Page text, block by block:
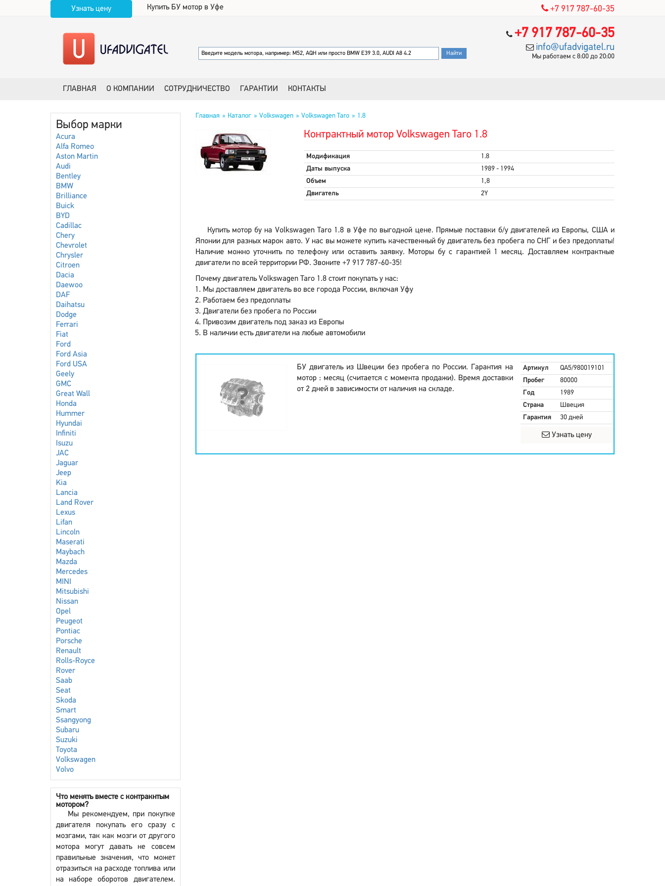
Узнать цену Купить БУ мотор в Уфе +7 917 787-60-35
+7 917 787-60-35
info@ufadvigatel.ru
Мы работаем с 8:00 до 20:00
ГЛАВНАЯ О КОМПАНИИ СОТРУДНИЧЕСТВО ГАРАНТИИ КОНТАКТЫ
Выбор марки
Acura
Alfa Romeo
Aston Martin
Audi
Bentley
BMW
Brilliance
Buick
BYD
Cadillac
Chery
Chevrolet
Chrysler
Citroen
Dacia
Daewoo
DAF
Daihatsu
Dodge
Ferrari
Fiat
Ford
Ford Asia
Ford USA
Geely
GMC
Great Wall
Honda
Hummer
Hyundai
Infiniti
Isuzu
JAC
Jaguar
Jeep
Kia
Lancia
Land Rover
Lexus
Lifan
Lincoln
Maserati
Maybach
Mazda
Mercedes
MINI
Mitsubishi
Nissan
Opel
Peugeot
Pontiac
Porsche
Renault
Rolls-Royce
Rover
Saab
Seat
Skoda
Smart
Ssangyong
Subaru
Suzuki
Toyota
Volkswagen
Volvo
Что менять вместе с контракнтым
мотором?
Мы рекомендуем, при покупке
двигателя покупать его сразу с
мозгами, так как мозги от другого
мотора могут давать не совсем
правильные значения, что может
отразиться на расходе топлива или
на наборе оборотов двигателем.
Главная Каталог Volkswagen Volkswagen Taro 1.8
Контрактный мотор Volkswagen Taro 1.8
Модификация
1.8
Даты выпуска
1989 - 1994
Объем
1,8
Двигатель
2Y
Купить мотор бу на Volkswagen Taro 1.8 в Уфе по выгодной цене. Прямые поставки б/у двигателей из Европы, США и
Японии для разных марок авто. У нас вы можете купить качественный бу двигатель без пробега по СНГ и без предоплаты!
Наличие можно уточнить по телефону или оставить заявку. Моторы бу с гарантией 1 месяц. Доставляем контрактные
двигатели по всей территории РФ. Звоните +7 917 787-60-35!
Почему двигатель Volkswagen Taro 1.8 стоит покупать у нас:
Мы доставляем двигатель во все города России, включая Уфу
Работаем без предоплаты
Двигатели без пробега по России
Привозим двигатель под заказ из Европы
В наличии есть двигатели на любые автомобили
БУ двигатель из Швеции без пробега по России. Гарантия на
мотор : месяц (считается с момента продажи). Время доставки
от 2 дней в зависимости от наличия на складе.
Артикул
QA5/980019101
Пробег
80000
Год
1989
Страна
Швеция
Гарантия
30 дней
Узнать цену